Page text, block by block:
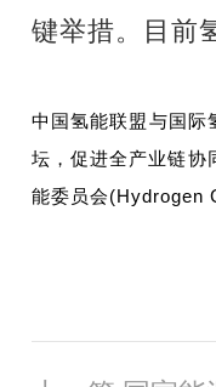
键举措。目前
中国氢能联盟与国际
坛，促进全产业链协
能委员会(Hydrogen